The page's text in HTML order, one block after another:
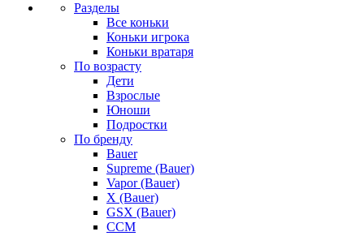
Разделы
Все коньки
Коньки игрока
Коньки вратаря
По возрасту
Дети
Взрослые
Юноши
Подростки
По бренду
Bauer
Supreme (Bauer)
Vapor (Bauer)
X (Bauer)
GSX (Bauer)
CCM